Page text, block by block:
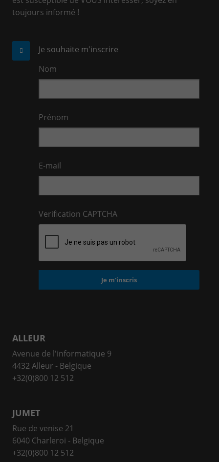
toujours informé !
Je souhaite m'inscrire
Nom
Prénom
E-mail
Verification CAPTCHA
ALLEUR
Avenue de l'informatique 9
4432 Alleur - Belgique
+32(0)800 12 512
JUMET
Rue de venise 21
6040 Charleroi - Belgique
+32(0)800 12 512